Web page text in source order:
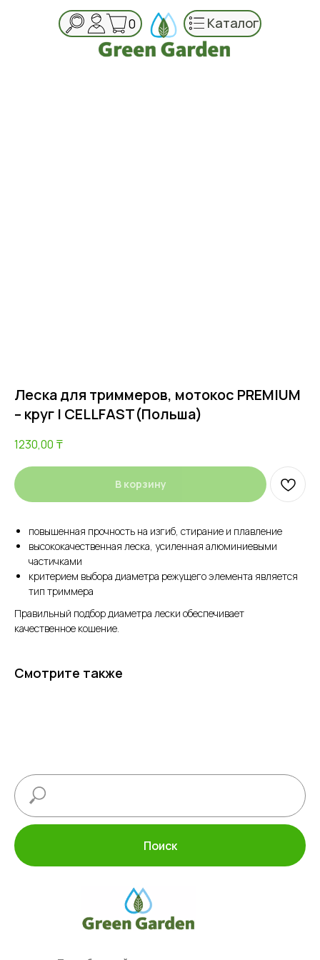
0 Каталог
Леска для триммеров, мотокос PREMIUM
– круг | CELLFAST(Польша)
1230,00 ₸
В корзину
повышенная прочность на изгиб, стирание и плавление
высококачественная леска, усиленная алюминиевыми
частичками
критерием выбора диаметра режущего элемента является
тип триммера
Правильный подбор диаметра лески обеспечивает
качественное кошение.
Смотрите также
Поиск